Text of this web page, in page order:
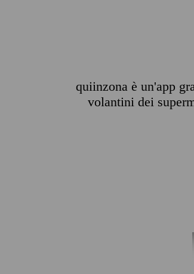
quiinzona è un'app
volantini dei